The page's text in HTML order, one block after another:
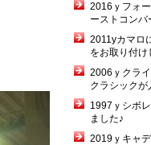
2016ｙフォ
ーストコンバ
2011yカマロ
をお取り付け
2006ｙクラ
クラシックが
1997ｙシボ
ました♪
2019ｙキャ